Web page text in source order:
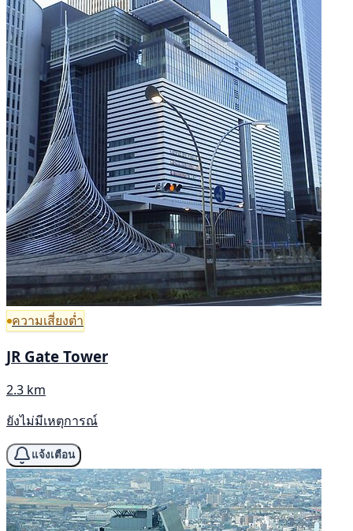
ความเสี่ยงต่ำ
JR Gate Tower
2.3 km
ยังไม่มีเหตุการณ์
แจ้งเตือน